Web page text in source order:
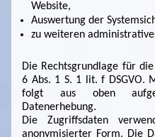
Website,
Auswertung der
zu weiteren
Die Rechtsgrundlage für
6 Abs. 1 S. 1 lit. f DSGVO.
folgt aus oben
Datenerhebung.
Die Zugriffsdaten
anonymisierter Form. Die